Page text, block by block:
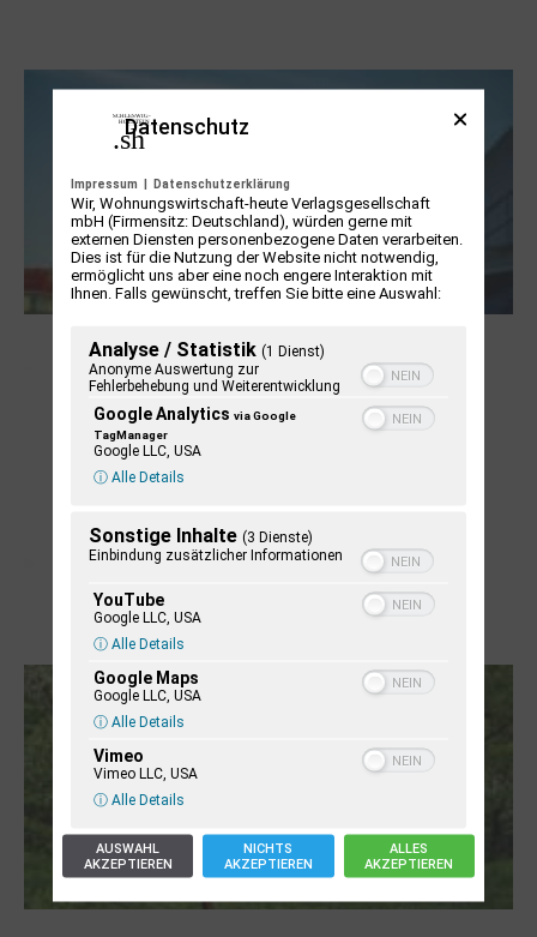
NUKLEUS Kiel
Letj fröögels
Datenschutz
Impressum Datenschutzerklärung
Wir, Wohnungswirtschaft-heute Verlagsgesellschaft
mbH (Firmensitz: Deutschland), würden gerne mit
externen Diensten personenbezogene Daten verarbeiten.
Dies ist für die Nutzung der Website nicht notwendig,
ermöglicht uns aber eine noch engere Interaktion mit
Ihnen. Falls gewünscht, treffen Sie bitte eine Auswahl:
Analyse / Statistik (1 Dienst)
Anonyme Auswertung zur
Fehlerbehebung und Weiterentwicklung
Google Analytics via Google
TagManager
Google LLC, USA
ⓘ Alle Details
Sonstige Inhalte (3 Dienste)
Einbindung zusätzlicher Informationen
YouTube
Google LLC, USA
ⓘ Alle Details
Google Maps
Google LLC, USA
ⓘ Alle Details
Vimeo
Vimeo LLC, USA
ⓘ Alle Details
AUSWAHL
AKZEPTIEREN
NICHTS
AKZEPTIEREN
ALLES
AKZEPTIEREN